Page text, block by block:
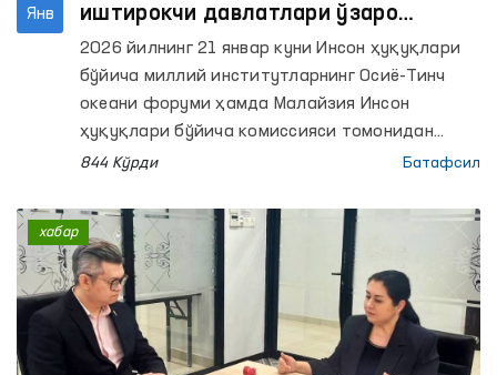
Янв
иштирокчи давлатлари ўзаро
тажриба алмашишди
2026 йилнинг 21 январ куни Инсон ҳуқуқлари
бўйича миллий институтларнинг Осиё-Тинч
океани форуми ҳамда Малайзия Инсон
ҳуқуқлари бўйича комиссияси томонидан
“Инсон ҳуқуқлари бўйича миллий институтлар
тадбир ўтказилди. Унда Ўзбекистон
Республикаси Олий Мажлисининг Инсон
ҳуқуқлари бўйича вакили (Омбудсман)
иштирок этди.
844 Кўрди Батафсил
хабар